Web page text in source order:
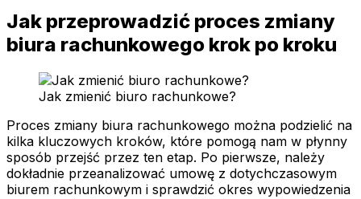
Jak przeprowadzić proces zmiany
biura rachunkowego krok po kroku
Jak zmienić biuro rachunkowe?
Proces zmiany biura rachunkowego można podzielić na
kilka kluczowych kroków, które pomogą nam w płynny
sposób przejść przez ten etap. Po pierwsze, należy
dokładnie przeanalizować umowę z dotychczasowym
biurem rachunkowym i sprawdzić okres wypowiedzenia